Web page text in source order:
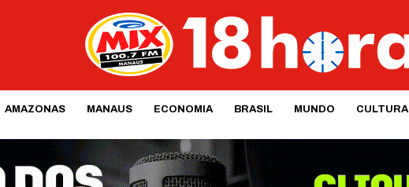
AMAZONAS MANAUS ECONOMIA BRASIL MUNDO CULTURA